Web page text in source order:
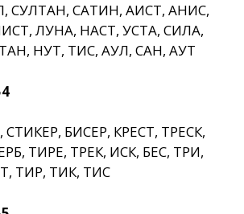
СУЛТАН, САТИН, АИСТ, АНИС,
ЛУНА, НАСТ, УСТА, СИЛА,
НУТ, ТИС, АУЛ, САН, АУТ
СТИКЕР, БИСЕР, КРЕСТ, ТРЕСК,
ТИРЕ, ТРЕК, ИСК, БЕС, ТРИ,
ТИР, ТИК, ТИС